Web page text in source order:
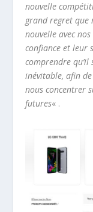
nouvelle
grand regret que
nouvelle avec
confiance et leur
comprendre qu’il
inévitable, afin
nous concentrer
futures« .